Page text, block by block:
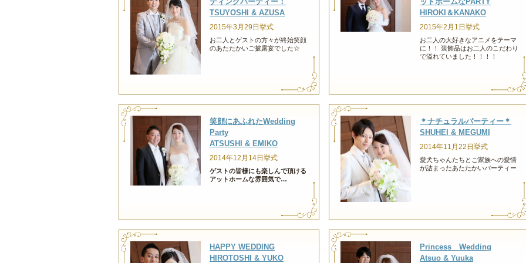
TSUYOSHI & AZUSA
2015年3月29日挙式
お二人とゲストの方々が終始笑顔
のあたたかいご披露宴でした☆
HIROKI＆KANAKO
2015年2月1日挙式
お二人の大好きなアニメをテーマ
に！！ 装飾品はお二人のこだわり
で溢れていました！！！！
笑顔にあふれたWedding
Party
ATSUSHI & EMIKO
2014年12月14日挙式
ゲストの皆様にも楽しんで頂ける
アットホームな雰囲気で…
＊ナチュラルパーティー＊
SHUHEI & MEGUMI
2014年11月22日挙式
愛犬ちゃんたちとご家族への愛情
が詰まったあたたかいパーティー
HAPPY WEDDING
HIROTOSHI & YUKO
Princess Wedding
Atsuo & Yuuka